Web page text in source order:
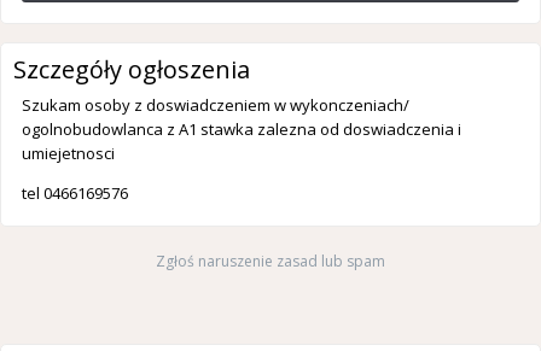
Szczegóły ogłoszenia
Szukam osoby z doswiadczeniem w wykonczeniach/
ogolnobudowlanca z A1 stawka zalezna od doswiadczenia i
umiejetnosci
tel 0466169576
Zgłoś naruszenie zasad lub spam